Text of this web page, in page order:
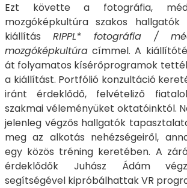
Ezt követte a fotográfia,
mozgóképkultúra szakos
kiállítás RIPPL* fotográfia /
mozgóképkultúra címmel. A
át folyamatos kísérőprogramok
a kiállítást. Portfólió konzultáció
iránt érdeklődő, felvételiző
szakmai véleményüket oktatóinktól.
jelenleg végzős hallgatók
meg az alkotás nehézségeiről,
egy közös tréning keretében. A
érdeklődők Juhász Ádám
segítségével kipróbálhattak VR